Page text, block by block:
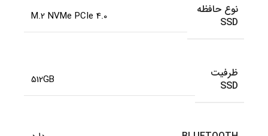
نوع حافظه
SSD
M.2 NVMe PCIe 4.0
ظرفیت
SSD
512GB